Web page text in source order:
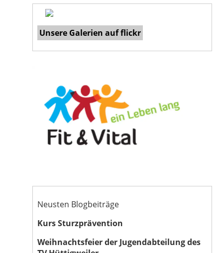
Unsere Galerien auf flickr
Neusten Blogbeiträge
Kurs Sturzprävention
Weihnachtsfeier der Jugendabteilung des